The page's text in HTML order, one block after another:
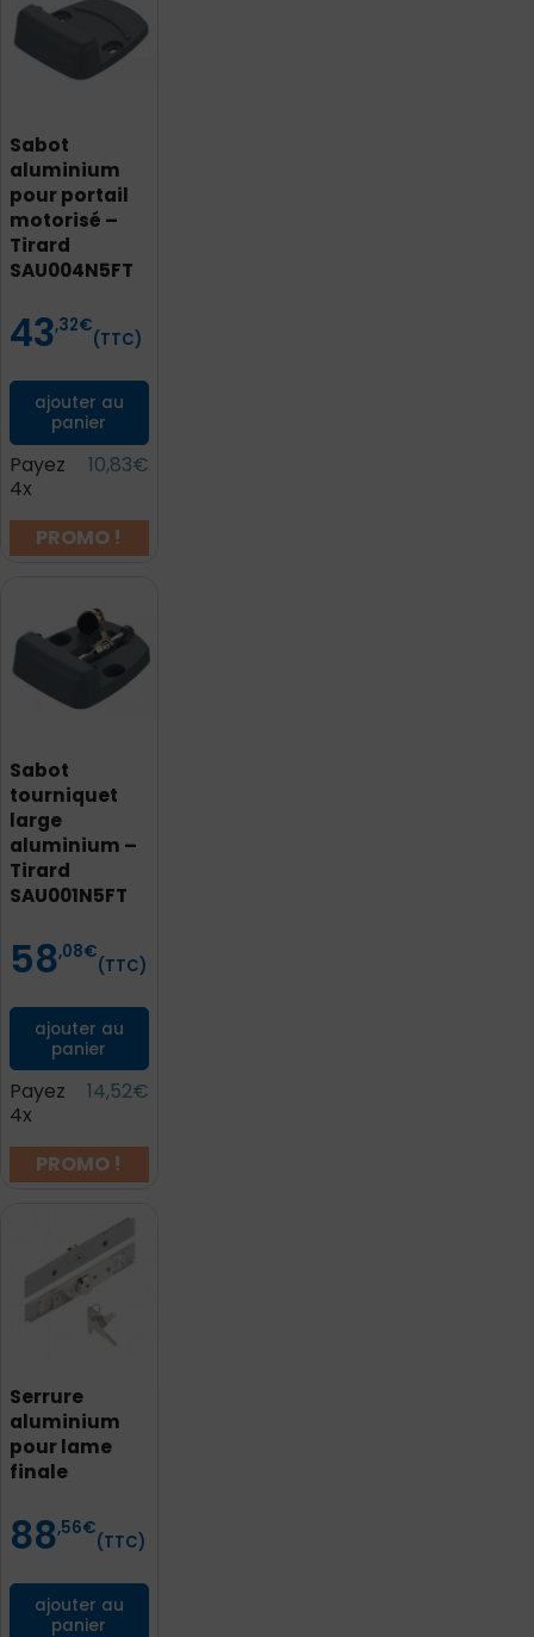
Sabot
aluminium
pour portail
motorisé –
Tirard
SAU004N5FT
Prix
43,32€
(TTC)
ajouter au
panier
Payez
4x
10,83€
PROMO !
Sabot
tourniquet
large
aluminium –
Tirard
SAU001N5FT
Prix
58,08€
(TTC)
ajouter au
panier
Payez
4x
14,52€
PROMO !
Serrure
aluminium
pour lame
finale
Prix
88,56€
(TTC)
ajouter au
panier